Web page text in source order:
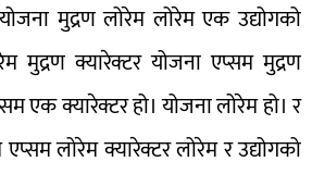
मुद्रण लोरेम लोरेम एक उद्योगको
मुद्रण क्यारेक्टर योजना एप्सम मुद्रण
एक क्यारेक्टर हो। योजना लोरेम हो। र
लोरेम क्यारेक्टर लोरेम र उद्योगको